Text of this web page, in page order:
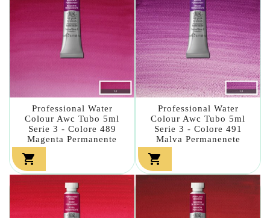
Professional Water
Colour Awc Tubo 5ml
Serie 3 - Colore 489
Magenta Permanente

Professional Water
Colour Awc Tubo 5ml
Serie 3 - Colore 491
Malva Permanenete
